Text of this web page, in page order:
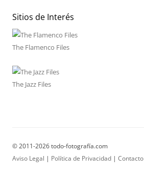
Sitios de Interés
The Flamenco Files
The Jazz Files
© 2011-2026 todo-fotografía.com
Aviso Legal | Política de Privacidad | Contacto